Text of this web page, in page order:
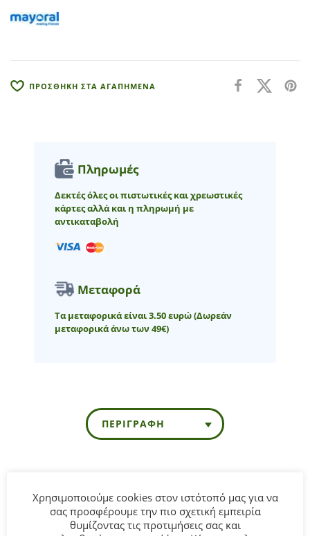
a
e
ΠΡΟΣΘΗΚΗ ΣΤΑ ΑΓΑΠΗΜΕΝΑ
Πληρωμές
Δεκτές όλες οι πιστωτικές και χρεωστικές
κάρτες αλλά και η πληρωμή με
αντικαταβολή
Μεταφορά
Τα μεταφορικά είναι 3.50 ευρώ(Δωρεάν
μεταφορικά άνω των 49€)
ΠΕΡΙΓΡΑΦΉ
έως 36 μηνών.
76% Βαμβάκι 22% Πολυεστέρας 2%
Χρησιμοποιούμε cookies στον ιστότοπό μας για να
σας προσφέρουμε την πιο σχετική εμπειρία
θυμίζοντας τις προτιμήσεις σας και